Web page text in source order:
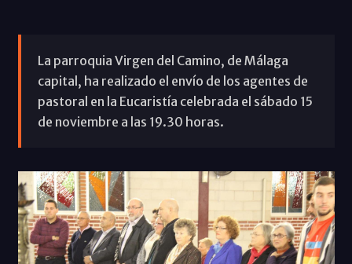
La parroquia Virgen del Camino, de Málaga
capital, ha realizado el envío de los agentes de
pastoral en la Eucaristía celebrada el sábado 15
de noviembre a las 19.30 horas.